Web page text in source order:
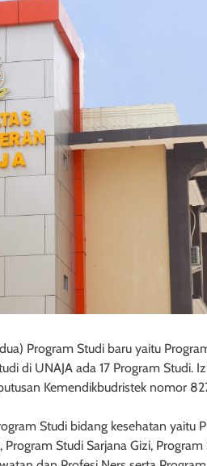
Program Studi baru yaitu
di UNAJA ada 17 Program Studi.
Kemendikbudristek nomor
Studi bidang kesehatan yaitu
Studi Sarjana Gizi, Program